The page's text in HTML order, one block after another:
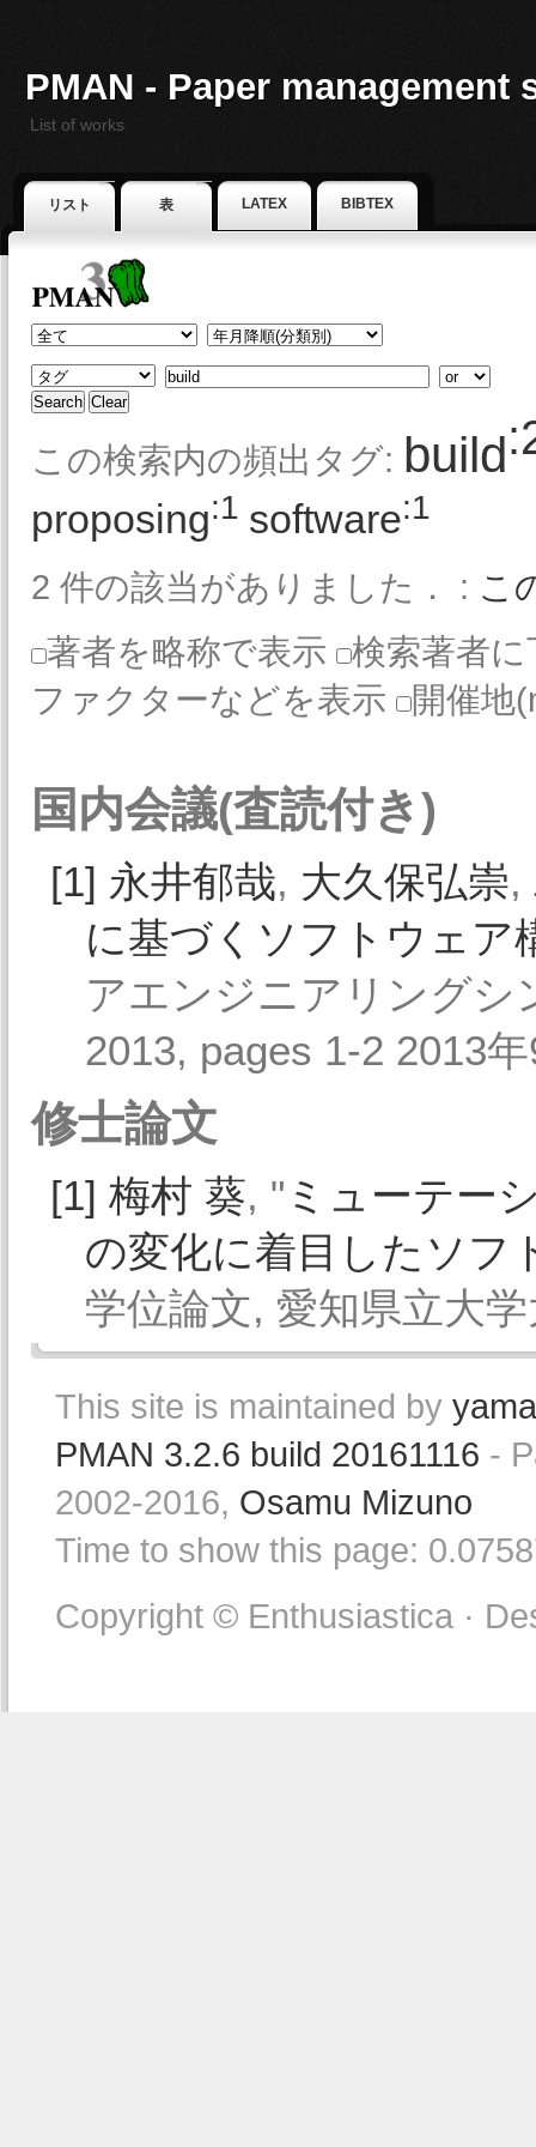
PMAN - Paper management
List of works
リスト 表 LATEX BIBTEX
この検索内の頻出タグ: build
proposing:1 software:1
2 件の該当がありました． : こ
著者を略称で表示
検索著者に
ファクターなどを表示
開催地
国内会議(査読付き)
[1] 永井郁哉, 大久保弘崇,
に基づくソフトウェア
アエンジニアリングシ
2013, pages 1-2 2013
修士論文
[1] 梅村 葵, " ミューテー
の変化に着目したソフ
学位論文, 愛知県立大
This site is maintained by
PMAN 3.2.6 build 20161116 -
2002-2016, Osamu Mizuno
Time to show this page:
Copyright © Enthusiastica ·